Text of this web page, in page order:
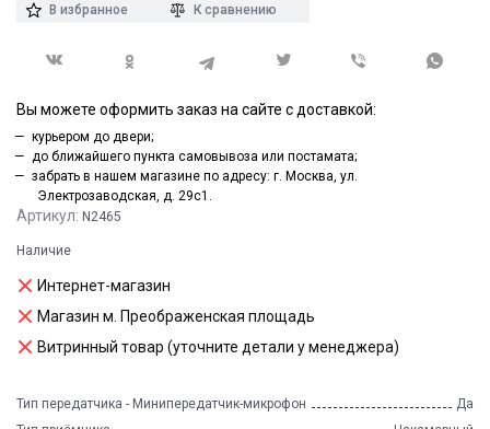
Артикул: N2465
Наличие
Интернет-магазин
Магазин м. Преображенская площадь
Витринный товар (уточните детали у менеджера)
Тип передатчика - Минипередатчик-микрофон
Да
В избранное К сравнению
Вы можете оформить заказ на сайте с доставкой:
курьером до двери;
до ближайшего пункта самовывоза или постамата;
забрать в нашем магазине по адресу: г. Москва, ул.
Электрозаводская, д. 29с1.